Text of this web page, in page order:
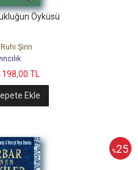
Öyküsü
Şirin
198,00 TL
Ekle
%25